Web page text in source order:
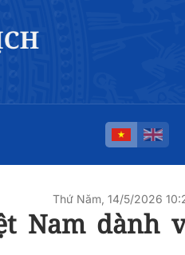
Thứ Năm, 14/5/2026
Nam dành